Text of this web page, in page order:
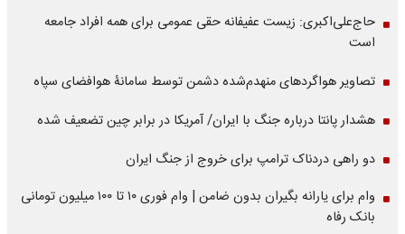
حاج‌علی‌اکبری: زیست عفیفانه حقی عمومی برای همه افراد جامعه
است
تصاویر هواگردهای منهدم‌شده دشمن توسط سامانۀ هوافضای سپاه
هشدار پانتا درباره جنگ با ایران/ آمریکا در برابر چین تضعیف شده
دو راهی دردناک ترامپ برای خروج از جنگ ایران
وام برای یارانه بگیران بدون ضامن | وام فوری ۱۰ تا ۱۰۰ میلیون تومانی
بانک رفاه